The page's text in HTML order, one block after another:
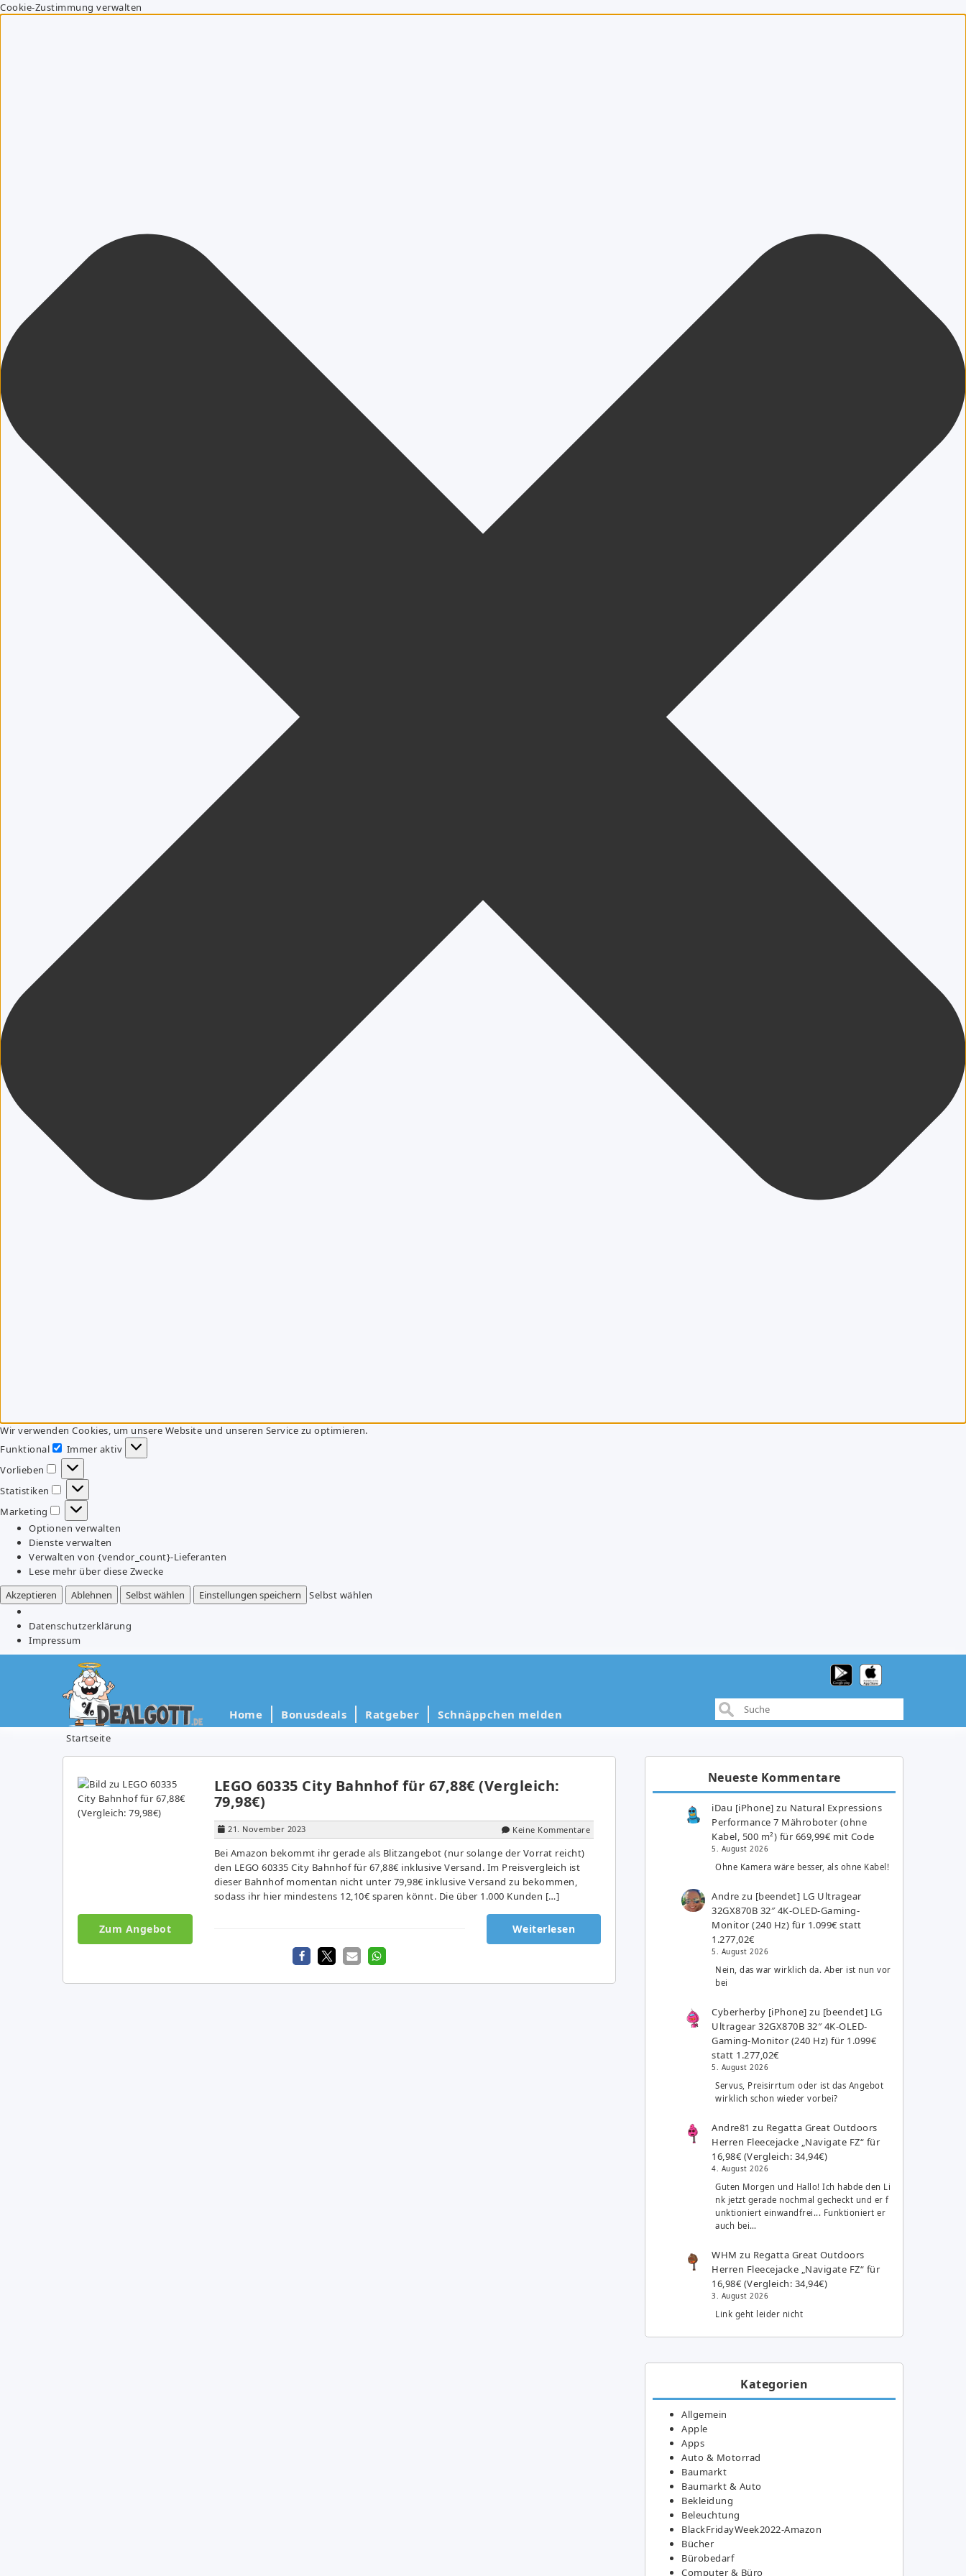
Cookie-Zustimmung verwalten
Wir verwenden Cookies, um unsere Website und unseren Service zu optimieren.
Funktional
Funktional
Immer aktiv
Vorlieben
Vorlieben
Statistiken
Statistiken
Marketing
Marketing
Optionen verwalten
Dienste verwalten
Verwalten von {vendor_count}-Lieferanten
Lese mehr über diese Zwecke
Akzeptieren
Ablehnen Selbst wählen Einstellungen speichern Selbst wählen
Datenschutzerklärung
Impressum
Home Bonusdeals Ratgeber Schnäppchen melden
Startseite
LEGO 60335 City Bahnhof für 67,88€ (Vergleich:
79,98€)
21. November 2023 Keine Kommentare
Bei Amazon bekommt ihr gerade als Blitzangebot (nur solange der Vorrat reicht)
den LEGO 60335 City Bahnhof für 67,88€ inklusive Versand. Im Preisvergleich ist
dieser Bahnhof momentan nicht unter 79,98€ inklusive Versand zu bekommen,
sodass ihr hier mindestens 12,10€ sparen könnt. Die über 1.000 Kunden […]
Zum Angebot Weiterlesen
Neueste Kommentare
iDau [iPhone] zu Natural Expressions
Performance 7 Mähroboter (ohne
Kabel, 500 m²) für 669,99€ mit Code
5. August 2026
Ohne Kamera wäre besser, als ohne Kabel!
Andre zu [beendet] LG Ultragear
32GX870B 32″ 4K-OLED-Gaming-
Monitor (240 Hz) für 1.099€ statt
1.277,02€
5. August 2026
Nein, das war wirklich da. Aber ist nun vor
bei
Cyberherby [iPhone] zu [beendet] LG
Ultragear 32GX870B 32″ 4K-OLED-
Gaming-Monitor (240 Hz) für 1.099€
statt 1.277,02€
5. August 2026
Servus, Preisirrtum oder ist das Angebot
wirklich schon wieder vorbei?
Andre81 zu Regatta Great Outdoors
Herren Fleecejacke „Navigate FZ“ für
16,98€ (Vergleich: 34,94€)
4. August 2026
Guten Morgen und Hallo! Ich habde den Li
nk jetzt gerade nochmal gecheckt und er f
unktioniert einwandfrei... Funktioniert er
auch bei…
WHM zu Regatta Great Outdoors
Herren Fleecejacke „Navigate FZ“ für
16,98€ (Vergleich: 34,94€)
3. August 2026
Link geht leider nicht
Kategorien
Allgemein
Apple
Apps
Auto & Motorrad
Baumarkt
Baumarkt & Auto
Bekleidung
Beleuchtung
BlackFridayWeek2022-Amazon
Bücher
Bürobedarf
Computer & Büro